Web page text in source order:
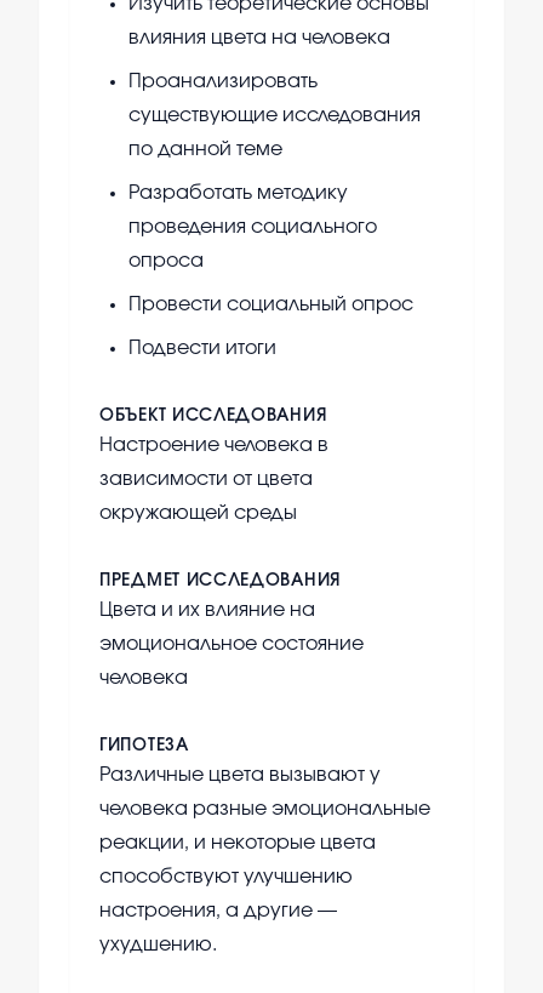
Изучить теоретические основы
влияния цвета на человека
Проанализировать
существующие исследования
по данной теме
Разработать методику
проведения социального
опроса
Провести социальный опрос
Подвести итоги
ОБЪЕКТ ИССЛЕДОВАНИЯ
Настроение человека в
зависимости от цвета
окружающей среды
ПРЕДМЕТ ИССЛЕДОВАНИЯ
Цвета и их влияние на
эмоциональное состояние
человека
ГИПОТЕЗА
Различные цвета вызывают у
человека разные эмоциональные
реакции, и некоторые цвета
способствуют улучшению
настроения, а другие —
ухудшению.